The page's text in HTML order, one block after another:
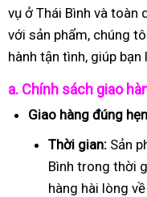
vụ ở Thái Bình và toàn
với sản phẩm, chúng
hành tận tình, giúp
a. Chính sách giao
Giao hàng đúng
Thời gian: Sản
Bình trong thời
hàng hài lòng